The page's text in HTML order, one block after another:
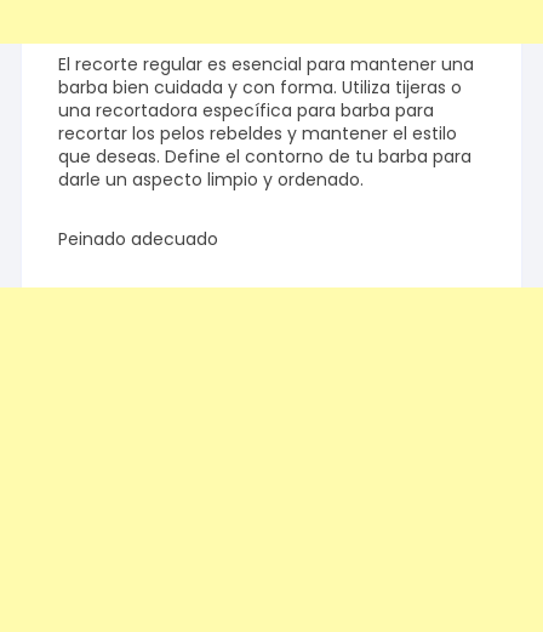
El recorte regular es esencial para mantener una
barba bien cuidada y con forma. Utiliza tijeras o
una recortadora específica para barba para
recortar los pelos rebeldes y mantener el estilo
que deseas. Define el contorno de tu barba para
darle un aspecto limpio y ordenado.
Peinado adecuado